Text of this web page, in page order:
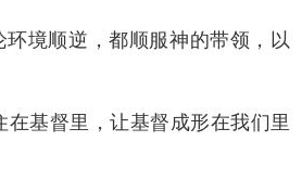
环境顺逆，都顺服神的带领，以
在基督里，让基督成形在我们里